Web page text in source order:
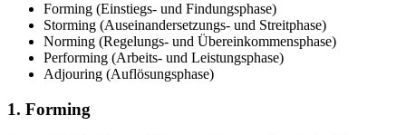
Forming (Einstiegs- und Findungsphase)
Storming (Auseinandersetzungs- und Streitphase)
Norming (Regelungs- und Übereinkommensphase)
Performing (Arbeits- und Leistungsphase)
Adjouring (Auflösungsphase)
1. Forming